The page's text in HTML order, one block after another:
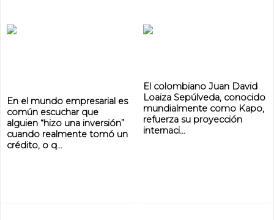
En el mundo empresarial es
común escuchar que
alguien “hizo una inversión”
cuando realmente tomó un
crédito, o q...
El colombiano Juan David
Loaiza Sepúlveda, conocido
mundialmente como Kapo,
refuerza su proyección
internaci...